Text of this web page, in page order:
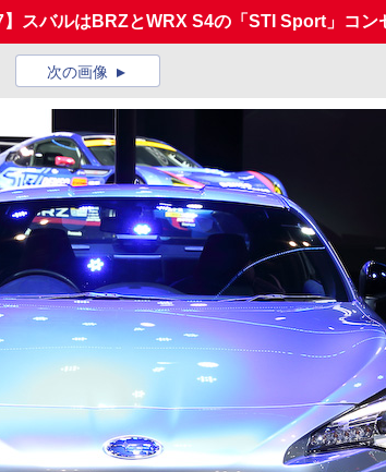
】スバルはBRZとWRX S4の「STI Sport」コン
次の画像